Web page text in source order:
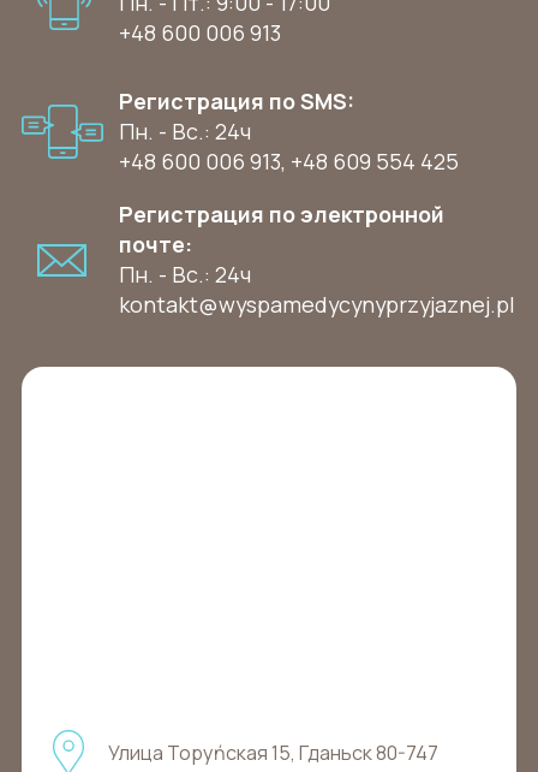
+48 600 006 913
Регистрация по SMS:
Пн. - Вс.: 24ч
+48 600 006 913, +48 609 554 425
Регистрация по электронной
почте:
Пн. - Вс.: 24ч
kontakt@wyspamedycynyprzyjaznej.pl
Улица Торуńская 15, Гданьск 80-747